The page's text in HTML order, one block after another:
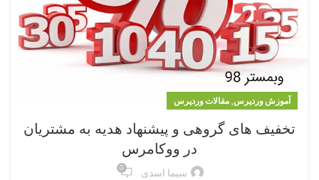
آموزش وردپرس, مقالات وردپرس
تخفیف های گروهی و پیشنهاد هدیه به مشتریان
در ووکامرس
سیما اسدی 0